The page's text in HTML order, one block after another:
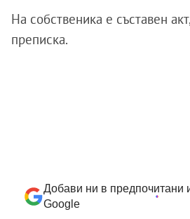
На собственика е съставен
преписка.
Добави ни в предпочитани
Google